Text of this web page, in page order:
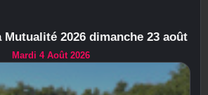
Mutualité 2026 dimanche 23 août
Mardi 4 Août 2026